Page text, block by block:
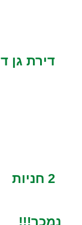
דירת גן
2 חניות
נמכר!!!